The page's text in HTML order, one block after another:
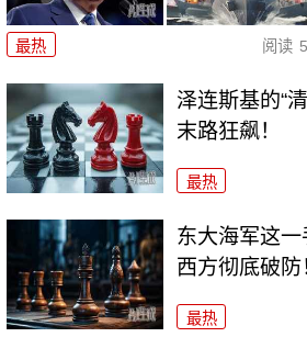
最热 阅读
泽连斯基的“
末路狂飙！
最热
东大海军这
西方彻底破防
最热